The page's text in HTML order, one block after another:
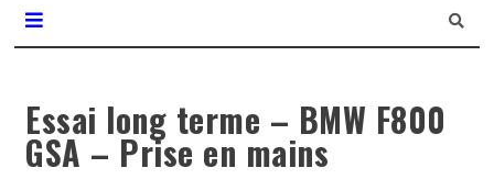
Essai long terme – BMW F800
GSA – Prise en mains